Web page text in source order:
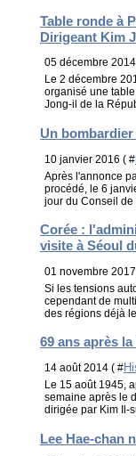
Table ronde à
Dirigeant Kim
05 décembre
Le 2 décembre
organisé une
Jong-il de la
Un
10 janvier 2016 ( #
Après l'annonce
procédé, le 6
jour du Conseil de
Corée :
visite à Séoul
01 novembre
Si les tensions
cependant de
des régions déjà
69 ans après
14 août 2014 ( #
Le 15 août 1945,
semaine après le
dirigée par Kim Il-
Lee Hae-chan